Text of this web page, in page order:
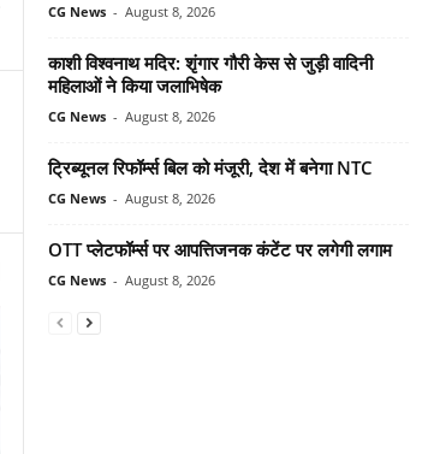
CG News - August 8, 2026
काशी विश्वनाथ मदिर: शृंगार गौरी केस से जुड़ी वादिनी
महिलाओं ने किया जलाभिषेक
CG News - August 8, 2026
ट्रिब्यूनल रिफॉर्म्स बिल को मंजूरी, देश में बनेगा NTC
CG News - August 8, 2026
OTT प्लेटफॉर्म्स पर आपत्तिजनक कंटेंट पर लगेगी लगाम
CG News - August 8, 2026